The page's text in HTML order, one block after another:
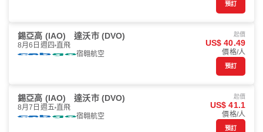
預訂
錫亞高 (IAO) 達沃市 (DVO)
8月6日週四 直飛
宿翱航空
起價
US$ 40.49
價格/人
預訂
錫亞高 (IAO) 達沃市 (DVO)
8月7日週五 直飛
宿翱航空
起價
US$ 41.1
價格/人
預訂